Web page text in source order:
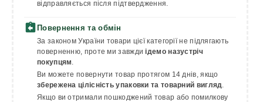
відправляється після підтвердження.
assignment_return Повернення та обмін
За законом України товари цієї категорії не підлягають
поверненню, проте ми завждиідемо назустріч
покупцям.
Ви можете повернути товар протягом 14 днів, якщо
збережена цілісність упаковки та товарний вигляд.
Якщо ви отримали пошкоджений товар або помилкову